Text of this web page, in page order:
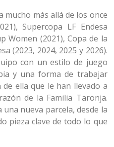
mucho más allá de los once
Supercopa LF Endesa
Women (2021), Copa de la
(2023, 2024, 2025 y 2026).
con un estilo de juego
y una forma de trabajar
ella que le han llevado a
de la Familia Taronja.
nueva parcela, desde la
pieza clave de todo lo que